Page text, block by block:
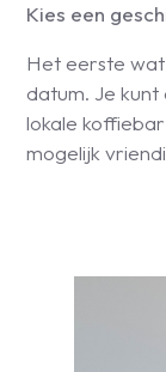
Kies een
Het eerste wat
datum. Je
lokale
mogelijk